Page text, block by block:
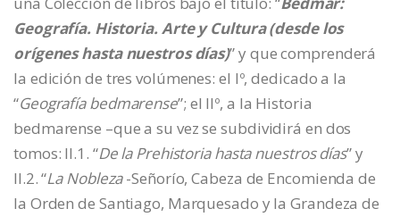
Geografía. Historia. Arte y Cultura (desde los
orígenes hasta nuestros días)” y que comprenderá
la edición de tres volúmenes: el Iº, dedicado a la
“Geografía bedmarense”; el IIº, a la Historia
bedmarense –que a su vez se subdividirá en dos
tomos: II.1. “De la Prehistoria hasta nuestros días” y
II.2. “La Nobleza-Señorío, Cabeza de Encomienda de
la Orden de Santiago, Marquesado y la Grandeza de